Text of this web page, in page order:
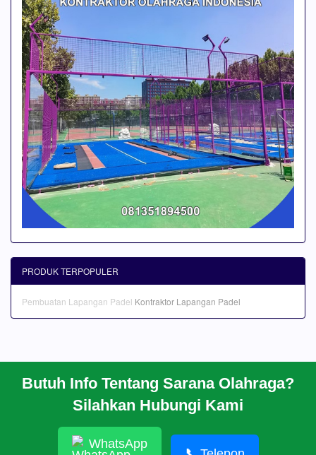
Butuh Info Tentang Sarana Olahraga?
Silahkan Hubungi Kami
WhatsApp
PRODUK TERPOPULER
Pembuatan Lapangan Padel Kontraktor Lapangan Padel
CARA PESAN
HUBUNGI KAMI